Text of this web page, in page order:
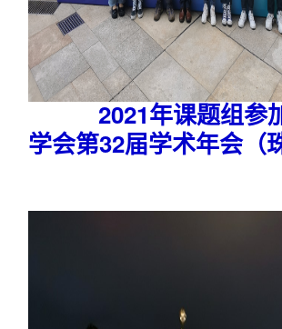
2021年课题组参
学会第32届学术年会（